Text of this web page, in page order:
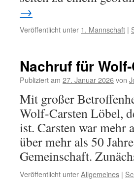
→
Veröffentlicht unter 1. Mannschaft |
Nachruf für
Publiziert am 27. Januar 2026von
Mit großer
Wolf‑Carsten Löbel,
ist. Carsten war mehr
über mehr als 50
Gemeinschaft.
Veröffentlicht unterAllgemeines |